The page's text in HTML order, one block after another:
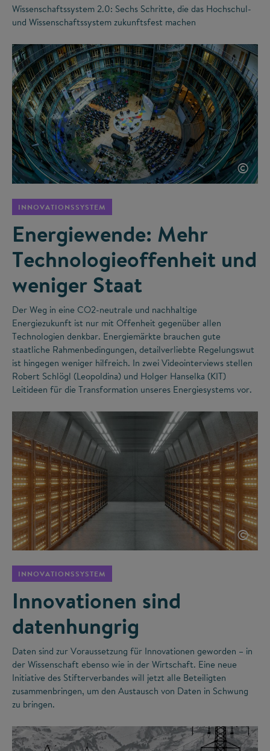
Wissenschaftssystem 2.0: Sechs Schritte, die das Hochschul-
und Wissenschaftssystem zukunftsfest machen
©
INNOVATIONSSYSTEM
Energiewende: Mehr
Technologieoffenheit und
weniger Staat
Der Weg in eine CO2-neutrale und nachhaltige
Energiezukunft ist nur mit Offenheit gegenüber allen
Technologien denkbar. Energiemärkte brauchen gute
staatliche Rahmenbedingungen, detailverliebte Regelungswut
ist hingegen weniger hilfreich. In zwei Videointerviews stellen
Robert Schlögl (Leopoldina) und Holger Hanselka (KIT)
Leitideen für die Transformation unseres Energiesystems vor.
©
INNOVATIONSSYSTEM
Innovationen sind
datenhungrig
Daten sind zur Voraussetzung für Innovationen geworden – in
der Wissenschaft ebenso wie in der Wirtschaft. Eine neue
Initiative des Stifterverbandes will jetzt alle Beteiligten
zusammenbringen, um den Austausch von Daten in Schwung
zu bringen.